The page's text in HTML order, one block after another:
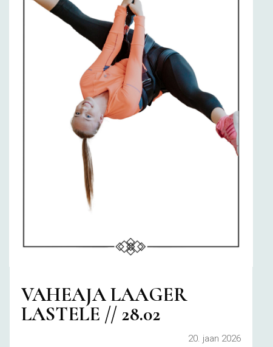
VAHEAJA LAAGER
LASTELE // 28.02
20. jaan 2026